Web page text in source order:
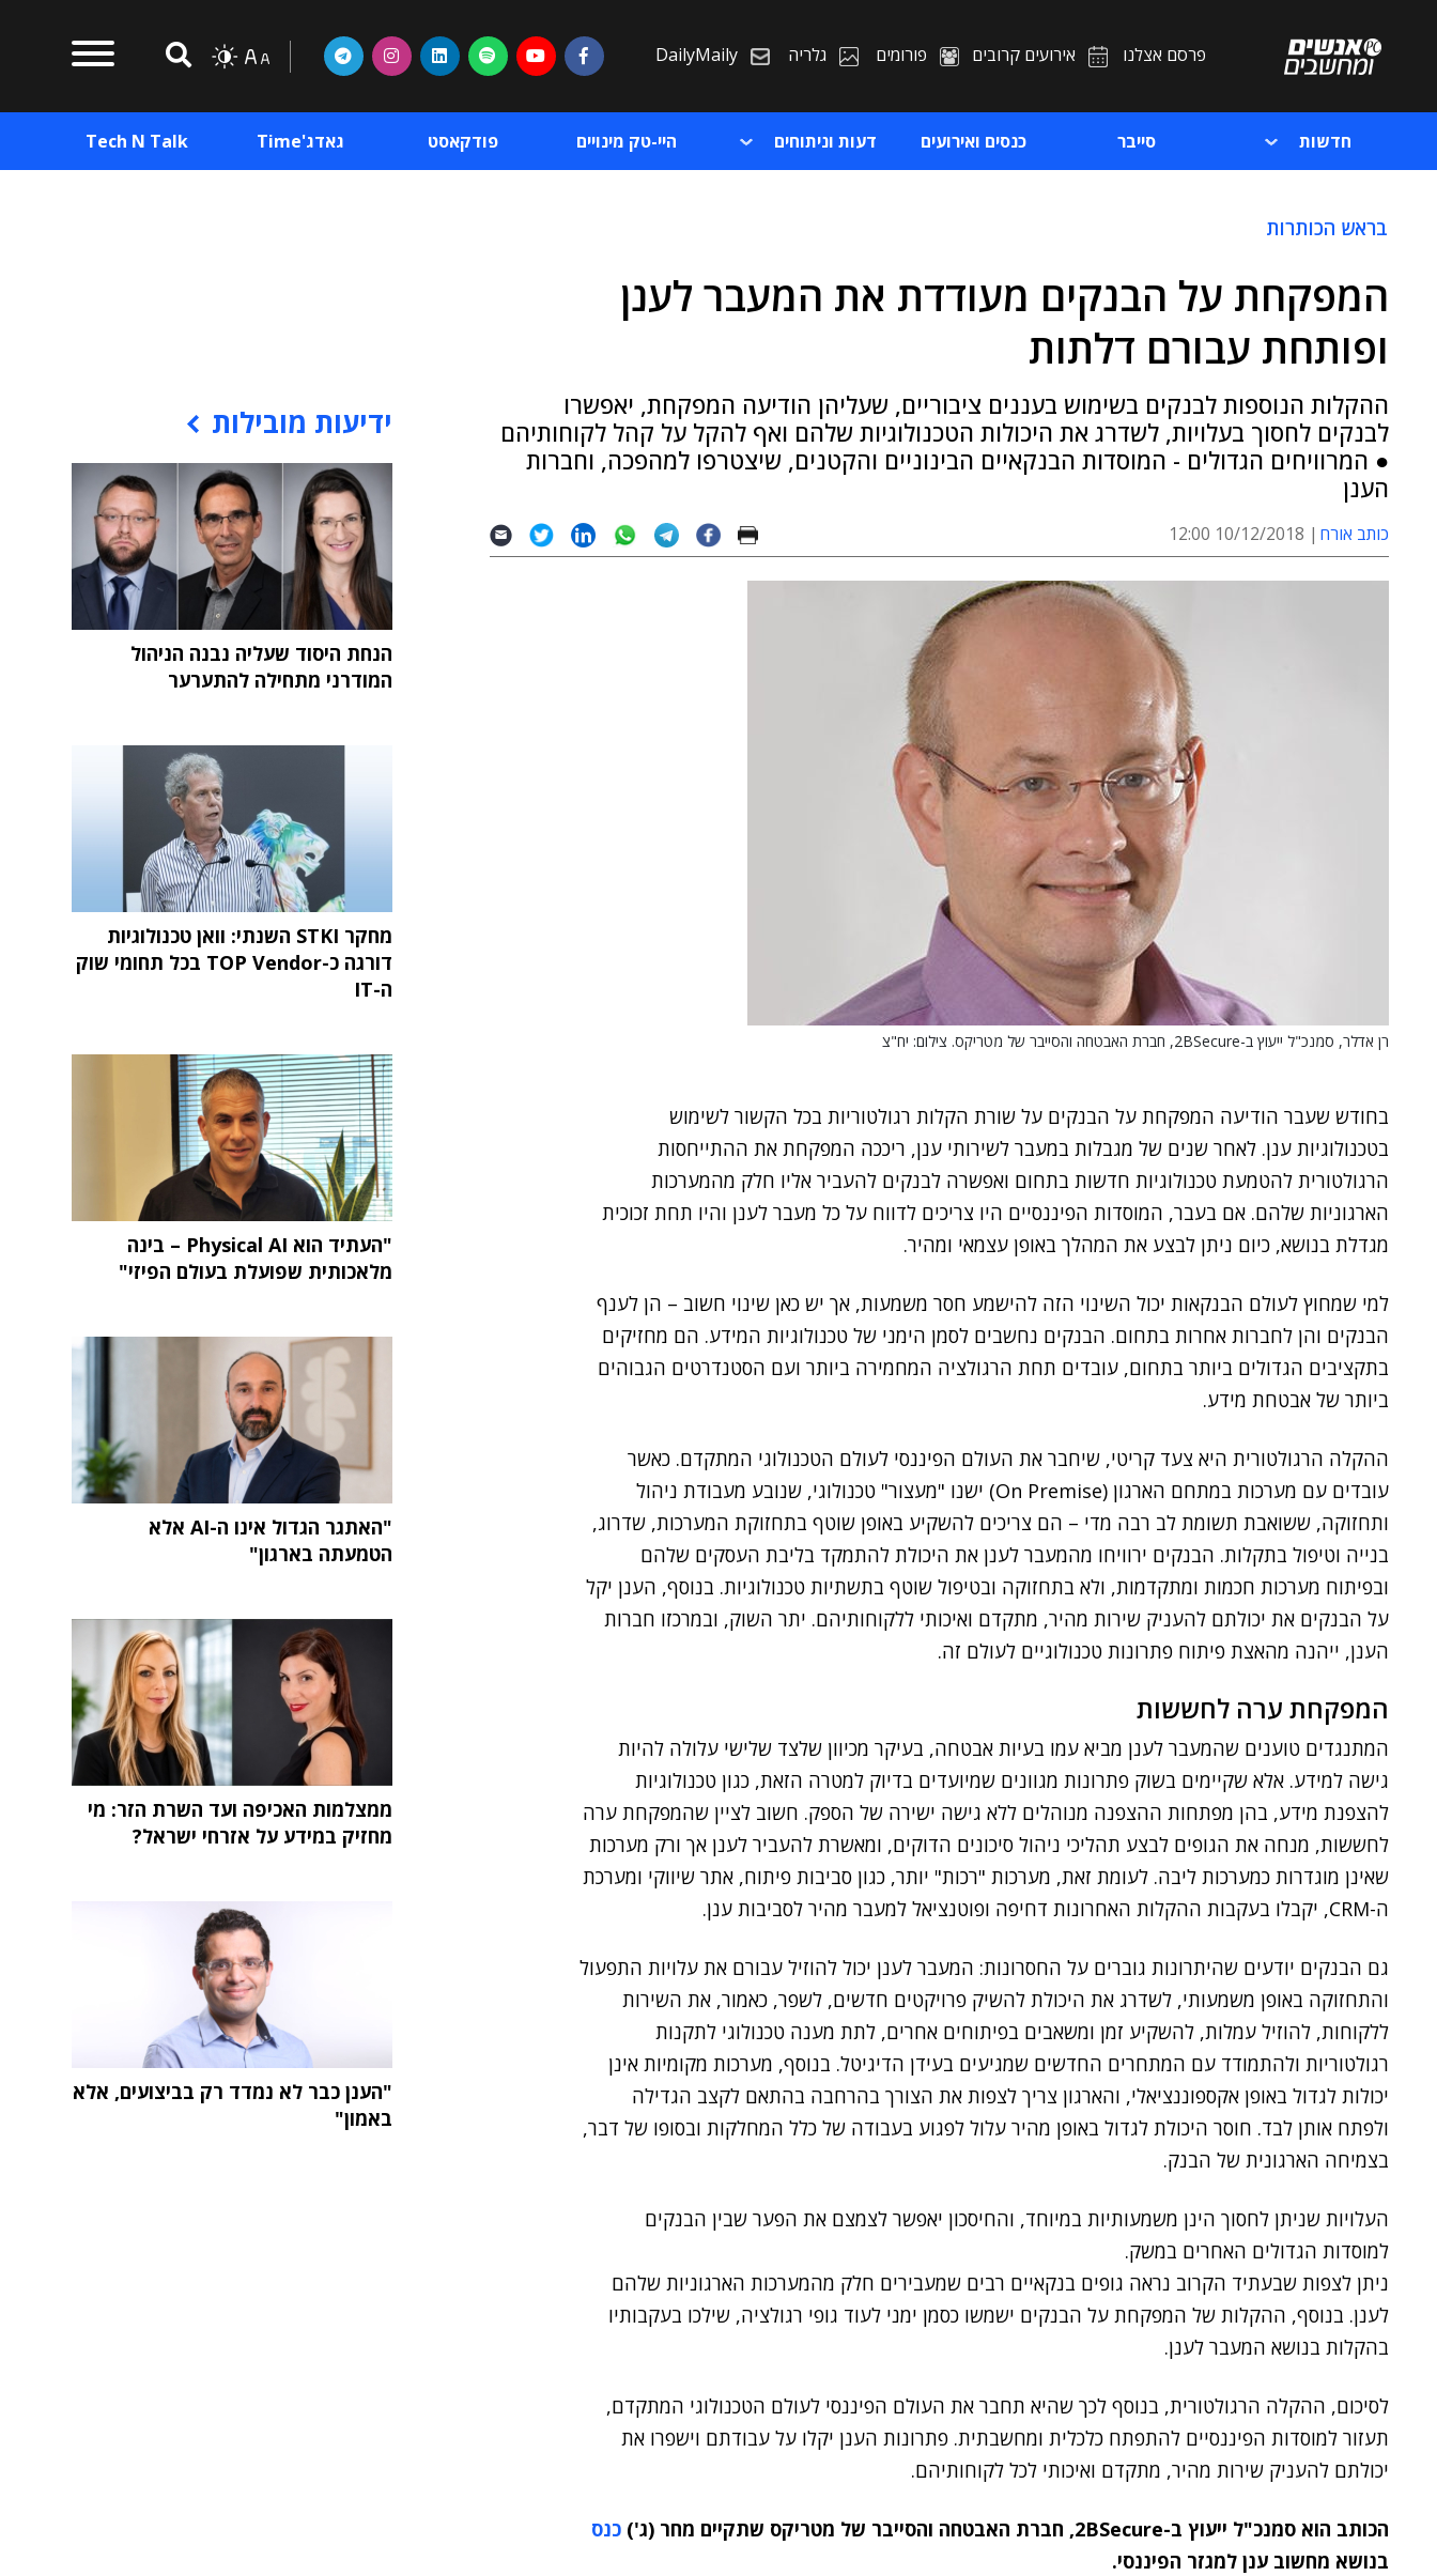
פרסם אצלנו אירועים קרובים פורומים גלריה DailyMaily
חדשות סייבר כנסים ואירועים דעות וניתוחים היי-טק מינויים פודקאסט גאדג'Time Tech N Talk
בראש הכותרות
המפקחת על הבנקים מעודדת את המעבר לענן
ופותחת עבורם דלתות
ההקלות הנוספות לבנקים בשימוש בעננים ציבוריים, שעליהן הודיעה המפקחת, יאפשרו
לבנקים לחסוך בעלויות, לשדרג את היכולות הטכנולוגיות שלהם ואף להקל על קהל לקוחותיהם
● המרוויחים הגדולים - המוסדות הבנקאיים הבינוניים והקטנים, שיצטרפו למהפכה, וחברות
הענן
כותב אורח 10/12/2018 12:00
רן אדלר, סמנכ"ל ייעוץ ב-2BSecure, חברת האבטחה והסייבר של מטריקס. צילום: יח"צ
בחודש שעבר הודיעה המפקחת על הבנקים על שורת הקלות רגולטוריות בכל הקשור לשימוש
בטכנולוגיות ענן. לאחר שנים של מגבלות במעבר לשירותי ענן, ריככה המפקחת את ההתייחסות
הרגולטורית להטמעת טכנולוגיות חדשות בתחום ואפשרה לבנקים להעביר אליו חלק מהמערכות
הארגוניות שלהם. אם בעבר, המוסדות הפיננסיים היו צריכים לדווח על כל מעבר לענן והיו תחת זכוכית
מגדלת בנושא, כיום ניתן לבצע את המהלך באופן עצמאי ומהיר.
למי שמחוץ לעולם הבנקאות יכול השינוי הזה להישמע חסר משמעות, אך יש כאן שינוי חשוב – הן לענף
הבנקים והן לחברות אחרות בתחום. הבנקים נחשבים לסמן הימני של טכנולוגיות המידע. הם מחזיקים
בתקציבים הגדולים ביותר בתחום, עובדים תחת הרגולציה המחמירה ביותר ועם הסטנדרטים הגבוהים
ביותר של אבטחת מידע.
ההקלה הרגולטורית היא צעד קריטי, שיחבר את העולם הפיננסי לעולם הטכנולוגי המתקדם. כאשר
עובדים עם מערכות במתחם הארגון (On Premise) ישנו "מעצור" טכנולוגי, שנובע מעבודת ניהול
ותחזוקה, ששואבת תשומת לב רבה מדי – הם צריכים להשקיע באופן שוטף בתחזוקת המערכות, שדרוג,
בנייה וטיפול בתקלות. הבנקים ירוויחו מהמעבר לענן את היכולת להתמקד בליבת העסקים שלהם
ובפיתוח מערכות חכמות ומתקדמות, ולא בתחזוקה ובטיפול שוטף בתשתיות טכנולוגיות. בנוסף, הענן יקל
על הבנקים את יכולתם להעניק שירות מהיר, מתקדם ואיכותי ללקוחותיהם. יתר השוק, ובמרכזו חברות
הענן, ייהנה מהאצת פיתוח פתרונות טכנולוגיים לעולם זה.
המפקחת ערה לחששות
המתנגדים טוענים שהמעבר לענן מביא עמו בעיות אבטחה, בעיקר מכיוון שלצד שלישי עלולה להיות
גישה למידע. אלא שקיימים בשוק פתרונות מגוונים שמיועדים בדיוק למטרה הזאת, כגון טכנולוגיות
להצפנת מידע, בהן מפתחות ההצפנה מנוהלים ללא גישה ישירה של הספק. חשוב לציין שהמפקחת ערה
לחששות, מנחה את הגופים לבצע תהליכי ניהול סיכונים הדוקים, ומאשרת להעביר לענן אך ורק מערכות
שאינן מוגדרות כמערכות ליבה. לעומת זאת, מערכות "רכות" יותר, כגון סביבות פיתוח, אתר שיווקי ומערכת
ה-CRM, יקבלו בעקבות ההקלות האחרונות דחיפה ופוטנציאל למעבר מהיר לסביבות ענן.
גם הבנקים יודעים שהיתרונות גוברים על החסרונות: המעבר לענן יכול להוזיל עבורם את עלויות התפעול
והתחזוקה באופן משמעותי, לשדרג את היכולת להשיק פרויקטים חדשים, לשפר, כאמור, את השירות
ללקוחות, להוזיל עמלות, להשקיע זמן ומשאבים בפיתוחים אחרים, לתת מענה טכנולוגי לתקנות
רגולטוריות ולהתמודד עם המתחרים החדשים שמגיעים בעידן הדיגיטל. בנוסף, מערכות מקומיות אינן
יכולות לגדול באופן אקספוננציאלי, והארגון צריך לצפות את הצורך בהרחבה בהתאם לקצב הגדילה
ולפתח אותן לבד. חוסר היכולת לגדול באופן מהיר עלול לפגוע בעבודה של כלל המחלקות ובסופו של דבר,
בצמיחה הארגונית של הבנק.
העלויות שניתן לחסוך הינן משמעותיות במיוחד, והחיסכון יאפשר לצמצם את הפער שבין הבנקים
למוסדות הגדולים האחרים במשק.
ניתן לצפות שבעתיד הקרוב נראה גופים בנקאיים רבים שמעבירים חלק מהמערכות הארגוניות שלהם
לענן. בנוסף, ההקלות של המפקחת על הבנקים ישמשו כסמן ימני לעוד גופי רגולציה, שילכו בעקבותיו
בהקלות בנושא המעבר לענן.
לסיכום, ההקלה הרגולטורית, בנוסף לכך שהיא תחבר את העולם הפיננסי לעולם הטכנולוגי המתקדם,
תעזור למוסדות הפיננסיים להתפתח כלכלית ומחשבתית. פתרונות הענן יקלו על עבודתם וישפרו את
יכולתם להעניק שירות מהיר, מתקדם ואיכותי לכל לקוחותיהם.
הכותב הוא סמנכ"ל ייעוץ ב-2BSecure, חברת האבטחה והסייבר של מטריקס שתקיים מחר (ג')
כנס
בנושא מחשוב ענן למגזר הפיננסי.
ידיעות מובילות
הנחת היסוד שעליה נבנה הניהול
המודרני מתחילה להתערער
מחקר STKI השנתי: וואן טכנולוגיות
דורגה כ-TOP Vendor בכל תחומי שוק
ה-IT
"העתיד הוא Physical AI – בינה
מלאכותית שפועלת בעולם הפיזי"
"האתגר הגדול אינו ה-AI אלא
הטמעתה בארגון"
ממצלמות האכיפה ועד השרת הזר: מי
מחזיק במידע על אזרחי ישראל?
"הענן כבר לא נמדד רק בביצועים, אלא
באמון"